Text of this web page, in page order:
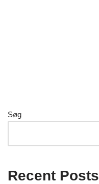
Søg
Recent Posts